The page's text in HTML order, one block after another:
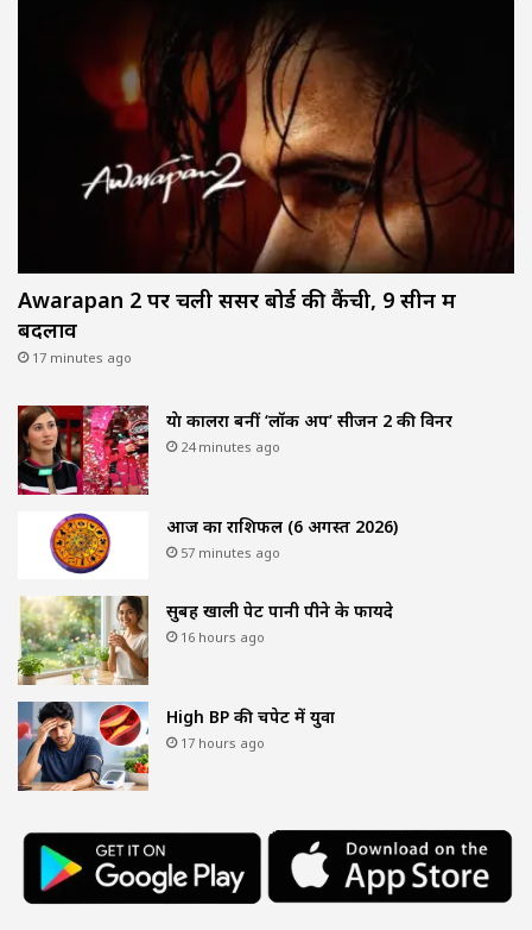
Awarapan 2 पर चली सेंसर बोर्ड की कैंची, 9 सीन में
बदलाव
17 minutes ago
श्रेया कालरा बनीं ‘लॉक अप’ सीजन 2 की विनर
24 minutes ago
आज का राशिफल (6 अगस्त 2026)
57 minutes ago
सुबह खाली पेट पानी पीने के फायदे
16 hours ago
High BP की चपेट में युवा
17 hours ago